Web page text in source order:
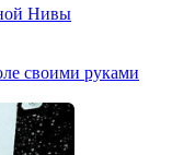
Нивы
своими руками